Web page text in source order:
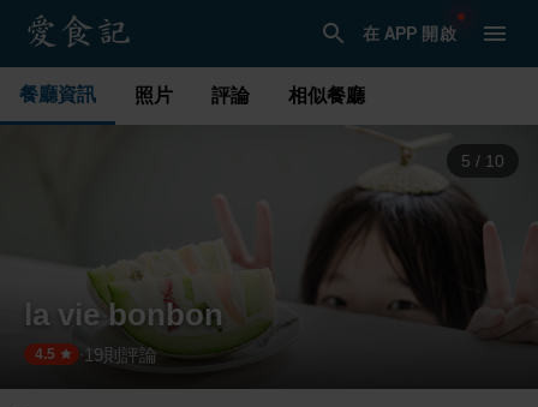
在 APP 開啟
餐廳資訊 照片 評論 相似餐廳
5 / 10
la vie bonbon
4.5 19則評論